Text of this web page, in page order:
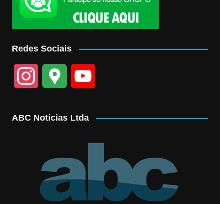
Redes Sociais
a
g
l
e b
ABC Notícias Ltda